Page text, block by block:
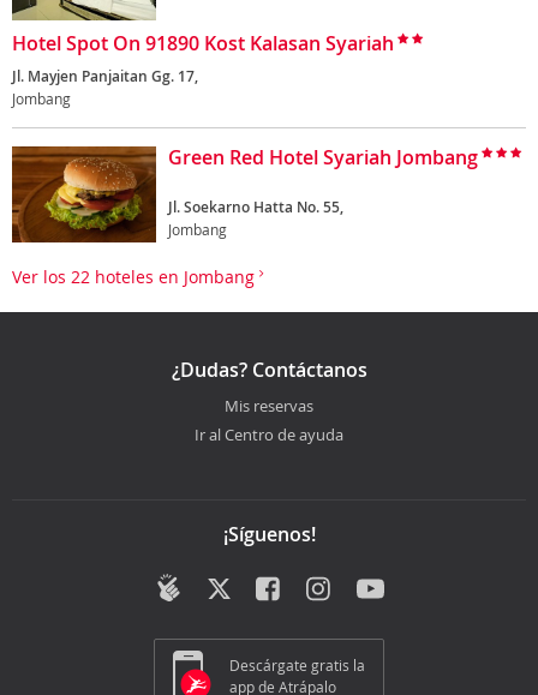
Hotel Spot On 91890 Kost Kalasan Syariah
Jl. Mayjen Panjaitan Gg. 17,
Jombang
Green Red Hotel Syariah Jombang
Jl. Soekarno Hatta No. 55,
Jombang
Ver los 22 hoteles en Jombang
¿Dudas? Contáctanos
Mis reservas
Ir al Centro de ayuda
¡Síguenos!
Descárgate gratis la
app de Atrápalo